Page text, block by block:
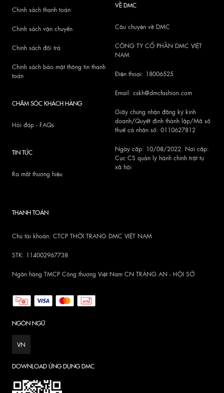
Chính sách thanh toán
Chính sách vận chuyển
Chính sách đổi trả
Chính sách bảo mật thông tin thanh
toán
CHĂM SÓC KHÁCH HÀNG
Hỏi đáp - FAQs
TIN TỨC
Ra mắt thương hiệu
VỀ DMC
Câu chuyện về DMC
CÔNG TY CỔ PHẦN DMC VIỆT
NAM
Điện thoại: 18006525
Email: cskh@dmcfashion.com
Giấy chứng nhận đăng ký kinh
doanh/Quyết định thành lập/Mã số
thuế cá nhân số: 0110627812
Ngày cấp: 10/08/2022. Nơi cấp:
Cục CS quản lý hành chính trật tự
xã hội
THANH TOÁN
Chủ tài khoản: CTCP THỜI TRANG DMC VIỆT NAM
STK: 114002967738
Ngân hàng TMCP Công thương Việt Nam CN TRÀNG AN - HỘI SỞ
NGÔN NGỮ
VN
DOWNLOAD ỨNG DỤNG DMC